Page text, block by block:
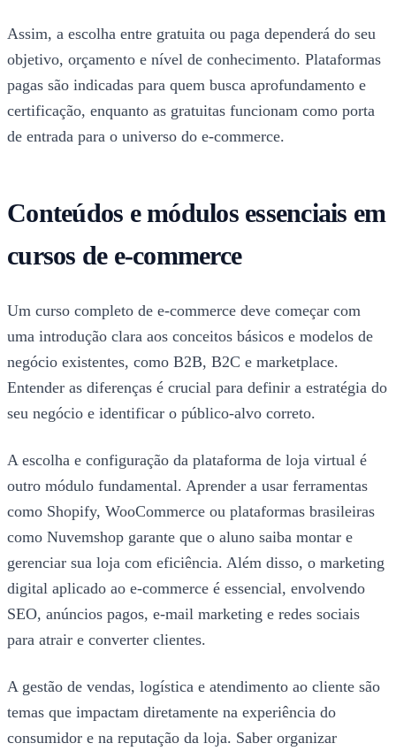
Assim, a escolha entre gratuita ou paga dependerá do seu
objetivo, orçamento e nível de conhecimento. Plataformas
pagas são indicadas para quem busca aprofundamento e
certificação, enquanto as gratuitas funcionam como porta
de entrada para o universo do e-commerce.
Conteúdos e módulos essenciais em
cursos de e-commerce
Um curso completo de e-commerce deve começar com
uma introdução clara aos conceitos básicos e modelos de
negócio existentes, como B2B, B2C e marketplace.
Entender as diferenças é crucial para definir a estratégia do
seu negócio e identificar o público-alvo correto.
A escolha e configuração da plataforma de loja virtual é
outro módulo fundamental. Aprender a usar ferramentas
como Shopify, WooCommerce ou plataformas brasileiras
como Nuvemshop garante que o aluno saiba montar e
gerenciar sua loja com eficiência. Além disso, o marketing
digital aplicado ao e-commerce é essencial, envolvendo
SEO, anúncios pagos, e-mail marketing e redes sociais
para atrair e converter clientes.
A gestão de vendas, logística e atendimento ao cliente são
temas que impactam diretamente na experiência do
consumidor e na reputação da loja. Saber organizar